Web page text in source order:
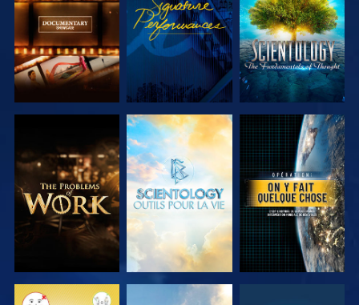
LES SÉRIES
LES SÉRIES
DÉCOUVRIR
LES SÉRIES
DÉCOUVRIR
LES SÉRIES
REGARDER